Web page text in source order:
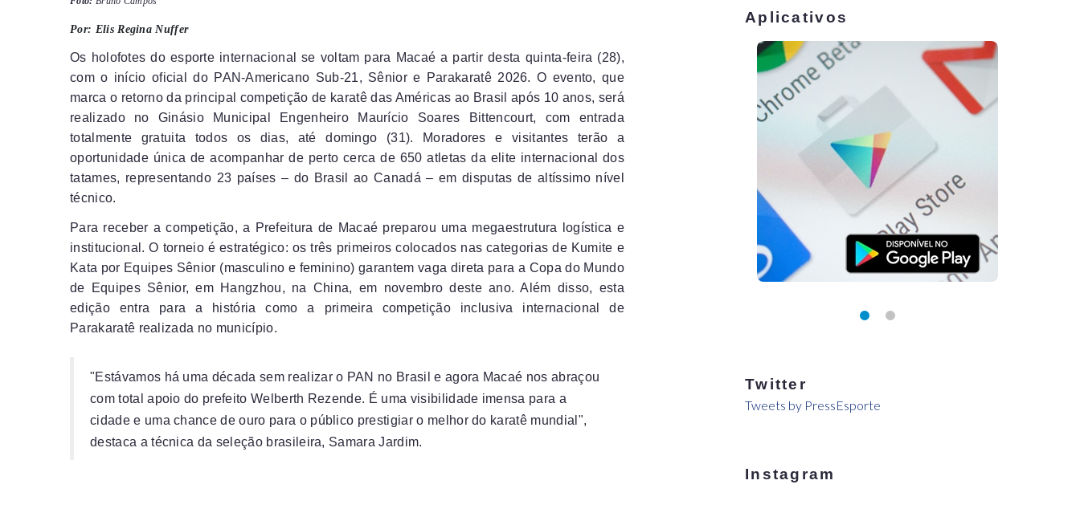
Por: Elis Regina Nuffer
Os holofotes do esporte internacional se voltam para Macaé a partir desta quinta-feira (28),
com o início oficial do PAN-Americano Sub-21, Sênior e Parakaratê 2026. O evento, que
marca o retorno da principal competição de karatê das Américas ao Brasil após 10 anos, será
realizado no Ginásio Municipal Engenheiro Maurício Soares Bittencourt, com entrada
totalmente gratuita todos os dias, até domingo (31). Moradores e visitantes terão a
oportunidade única de acompanhar de perto cerca de 650 atletas da elite internacional dos
tatames, representando 23 países – do Brasil ao Canadá – em disputas de altíssimo nível
técnico.
Para receber a competição, a Prefeitura de Macaé preparou uma megaestrutura logística e
institucional. O torneio é estratégico: os três primeiros colocados nas categorias de Kumite e
Kata por Equipes Sênior (masculino e feminino) garantem vaga direta para a Copa do Mundo
de Equipes Sênior, em Hangzhou, na China, em novembro deste ano. Além disso, esta
edição entra para a história como a primeira competição inclusiva internacional de
Parakaratê realizada no município.
"Estávamos há uma década sem realizar o PAN no Brasil e agora Macaé nos abraçou
com total apoio do prefeito Welberth Rezende. É uma visibilidade imensa para a
cidade e uma chance de ouro para o público prestigiar o melhor do karatê mundial",
destaca a técnica da seleção brasileira, Samara Jardim.
Aplicativos
Twitter
Tweets by PressEsporte
Instagram